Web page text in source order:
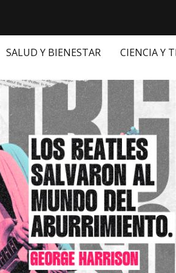
SALUD Y BIENESTAR CIENCIA Y